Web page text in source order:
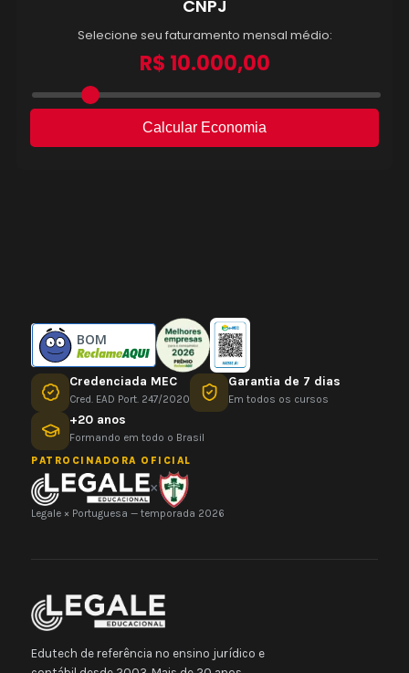
BOM
Credenciada MEC
Cred. EAD Port. 247/2020
Garantia de 7 dias
Em todos os cursos
+20 anos
Formando em todo o Brasil
PATROCINADORA OFICIAL
×
Legale × Portuguesa — temporada 2026
Edutech de referência no ensino jurídico e